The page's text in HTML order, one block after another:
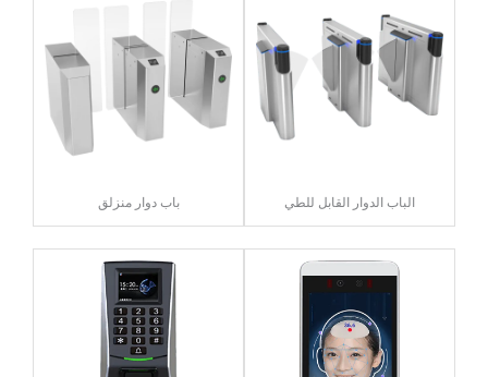
الباب الدوار القابل للطي باب دوار منزلق